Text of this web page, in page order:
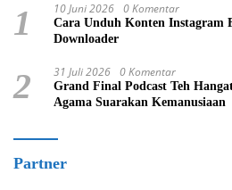
1 10 Juni 2026 0 Komentar
Cara Unduh Konten Instagram
Downloader
2 31 Juli 2026 0 Komentar
Grand Final Podcast Teh
Agama Suarakan Kemanusiaan
Partner